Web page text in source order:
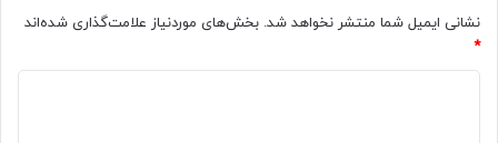
نشانی ایمیل شما منتشر نخواهد شد. بخش‌های موردنیاز علامت‌گذاری شده‌اند
*